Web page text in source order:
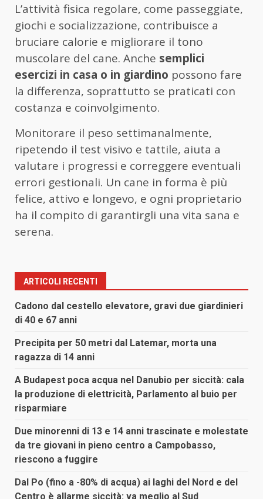
L’attività fisica regolare, come passeggiate,
giochi e socializzazione, contribuisce a
bruciare calorie e migliorare il tono
muscolare del cane. Anche semplici
esercizi in casa o in giardino possono fare
la differenza, soprattutto se praticati con
costanza e coinvolgimento.
Monitorare il peso settimanalmente,
ripetendo il test visivo e tattile, aiuta a
valutare i progressi e correggere eventuali
errori gestionali. Un cane in forma è più
felice, attivo e longevo, e ogni proprietario
ha il compito di garantirgli una vita sana e
serena.
ARTICOLI RECENTI
Cadono dal cestello elevatore, gravi due giardinieri
di 40 e 67 anni
Precipita per 50 metri dal Latemar, morta una
ragazza di 14 anni
A Budapest poca acqua nel Danubio per siccità: cala
la produzione di elettricità, Parlamento al buio per
risparmiare
Due minorenni di 13 e 14 anni trascinate e molestate
da tre giovani in pieno centro a Campobasso,
riescono a fuggire
Dal Po (fino a -80% di acqua) ai laghi del Nord e del
Centro è allarme siccità: va meglio al Sud